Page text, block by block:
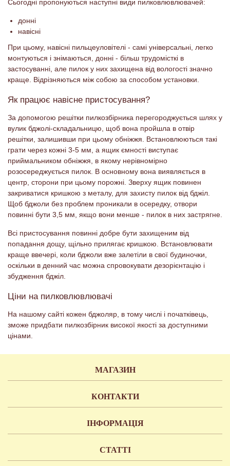
Сьогодні пропонуються наступні види пилковлювлювачей:
донні
навісні
При цьому, навісні пильцеуловітелі - самі універсальні, легко
монтуються і знімаються, донні - більш трудомісткі в
застосуванні, але пилок у них захищена від вологості значно
краще. Відрізняються між собою за способом установки.
Як працює навісне пристосування?
За допомогою решітки пилкозбірника перегороджується шлях у
вулик бджолі-складальницю, щоб вона пройшла в отвір
решітки, залишивши при цьому обніжжя. Встановлюються такі
грати через кожні 3-5 мм, а ящик ємності виступає
приймальником обніжжя, в якому нерівномірно
розосереджується пилок. В основному вона виявляється в
центр, сторони при цьому порожні. Зверху ящик повинен
закриватися кришкою з металу, для захисту пилок від бджіл.
Щоб бджоли без проблем проникали в осередку, отвори
повинні бути 3,5 мм, якщо вони менше - пилок в них застрягне.
Всі пристосування повинні добре бути захищеним від
попадання дощу, щільно прилягає кришкою. Встановлювати
краще ввечері, коли бджоли вже залетіли в свої будиночки,
оскільки в денний час можна спровокувати дезорієнтацію і
збудження бджіл.
Ціни на пилковлювлювачі
На нашому сайті кожен бджоляр, в тому числі і початківець,
зможе придбати пилкозбірник високої якості за доступними
цінами.
МАГАЗИН
КОНТАКТИ
ІНФОРМАЦІЯ
СТАТТІ